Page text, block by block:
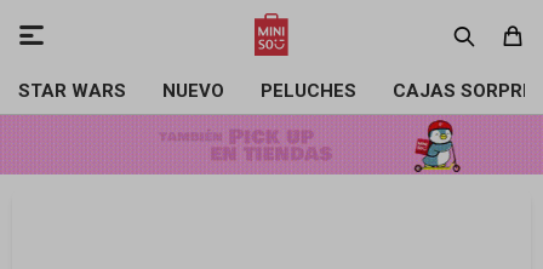
STAR WARS NUEVO PELUCHES CAJAS
